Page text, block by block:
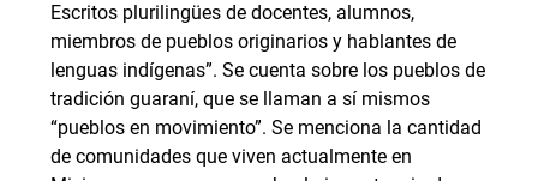
Escritos plurilingües de docentes, alumnos,
miembros de pueblos originarios y hablantes de
lenguas indígenas”. Se cuenta sobre los pueblos de
tradición guaraní, que se llaman a sí mismos
“pueblos en movimiento”. Se menciona la cantidad
de comunidades que viven actualmente en